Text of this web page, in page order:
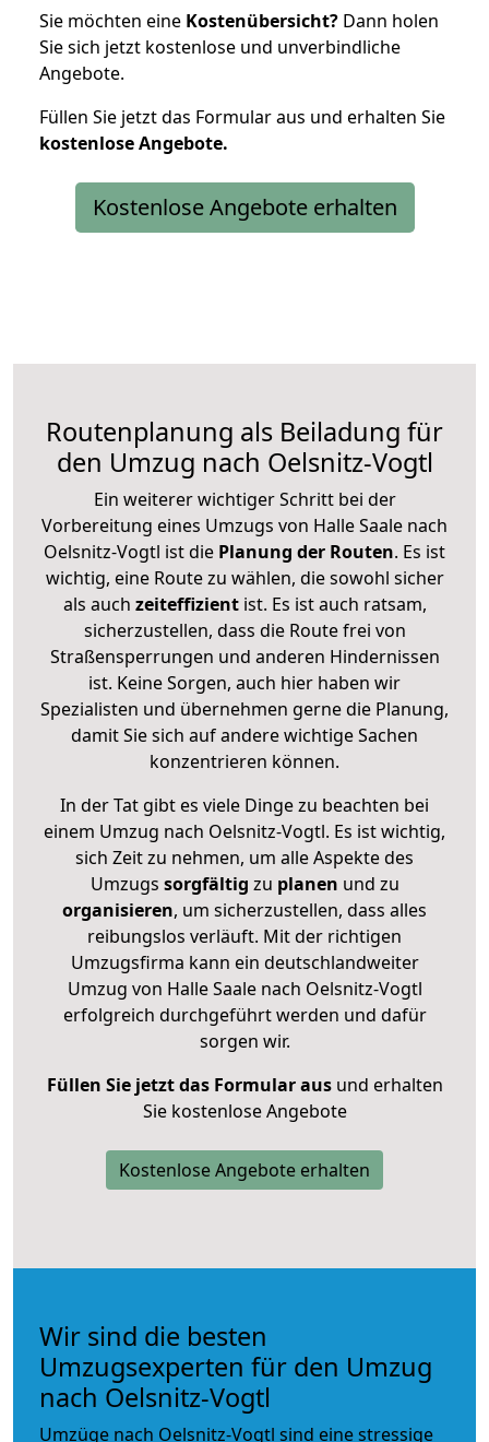
Sie möchten eine Kostenübersicht? Dann holen
Sie sich jetzt kostenlose und unverbindliche
Angebote.
Füllen Sie jetzt das Formular aus und erhalten Sie
kostenloseAngebote.
Kostenlose Angebote erhalten
Routenplanung als Beiladung für
den Umzug nach Oelsnitz-Vogtl
Ein weiterer wichtiger Schritt bei der
Vorbereitung eines Umzugs von Halle Saale nach
Oelsnitz-Vogtl ist die Planung der Routen. Es ist
wichtig, eine Route zu wählen, die sowohl sicher
als auch zeiteffizientist. Es ist auch ratsam,
sicherzustellen, dass die Route frei von
Straßensperrungen und anderen Hindernissen
ist. Keine Sorgen, auch hier haben wir
Spezialisten und übernehmen gerne die Planung,
damit Sie sich auf andere wichtige Sachen
konzentrieren können.
In der Tat gibt es viele Dinge zu beachten bei
einem Umzug nach Oelsnitz-Vogtl. Es ist wichtig,
sich Zeit zu nehmen, um alle Aspekte des
Umzugs sorgfältig zu planen und zu
organisieren, um sicherzustellen, dass alles
reibungslos verläuft. Mit der richtigen
Umzugsfirma kann ein deutschlandweiter
Umzug von Halle Saale nach Oelsnitz-Vogtl
erfolgreich durchgeführt werden und dafür
sorgen wir.
Füllen Sie jetzt das Formular ausund erhalten
Sie kostenlose Angebote
Kostenlose Angebote erhalten
Wir sind die besten
Umzugsexperten für den Umzug
nach Oelsnitz-Vogtl
Umzüge nach Oelsnitz-Vogtl sind eine stressige